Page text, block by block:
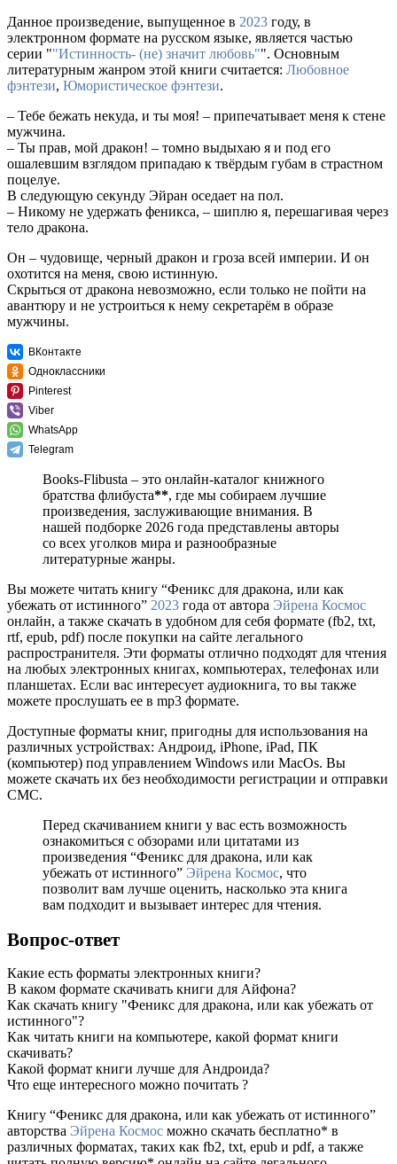
Данное произведение, выпущенное в 2023 году, в
электронном формате на русском языке, является частью
серии ""Истинность- (не) значит любовь"". Основным
литературным жанром этой книги считается: Любовное
фэнтези, Юмористическое фэнтези.
– Тебе бежать некуда, и ты моя! – припечатывает меня к стене
мужчина.
– Ты прав, мой дракон! – томно выдыхаю я и под его
ошалевшим взглядом припадаю к твёрдым губам в страстном
поцелуе.
В следующую секунду Эйран оседает на пол.
– Никому не удержать феникса, – шиплю я, перешагивая через
тело дракона.
Он – чудовище, черный дракон и гроза всей империи. И он
охотится на меня, свою истинную.
Скрыться от дракона невозможно, если только не пойти на
авантюру и не устроиться к нему секретарём в образе
мужчины.
ВКонтакте
Одноклассники
Pinterest
Viber
WhatsApp
Telegram
Books-Flibusta – это онлайн-каталог книжного
братства флибуста**, где мы собираем лучшие
произведения, заслуживающие внимания. В
нашей подборке 2026 года представлены авторы
со всех уголков мира и разнообразные
литературные жанры.
Вы можете читать книгу “Феникс для дракона, или как
убежать от истинного” 2023 года от автора Эйрена Космос
онлайн, а также скачать в удобном для себя формате (fb2, txt,
rtf, epub, pdf) после покупки на сайте легального
распространителя. Эти форматы отлично подходят для чтения
на любых электронных книгах, компьютерах, телефонах или
планшетах. Если вас интересует аудиокнига, то вы также
можете прослушать ее в mp3 формате.
Доступные форматы книг, пригодны для использования на
различных устройствах: Андроид, iPhone, iPad, ПК
(компьютер) под управлением Windows или MacOs. Вы
можете скачать их без необходимости регистрации и отправки
СМС.
Перед скачиванием книги у вас есть возможность
ознакомиться с обзорами или цитатами из
произведения “Феникс для дракона, или как
убежать от истинного” Эйрена Космос, что
позволит вам лучше оценить, насколько эта книга
вам подходит и вызывает интерес для чтения.
Вопрос-ответ
Какие есть форматы электронных книги?
В каком формате скачивать книги для Айфона?
Как скачать книгу "Феникс для дракона, или как убежать от
истинного"?
Как читать книги на компьютере, какой формат книги
скачивать?
Какой формат книги лучше для Андроида?
Что еще интересного можно почитать ?
Книгу “Феникс для дракона, или как убежать от истинного”
авторства Эйрена Космос можно скачать бесплатно* в
различных форматах, таких как fb2, txt, epub и pdf, а также